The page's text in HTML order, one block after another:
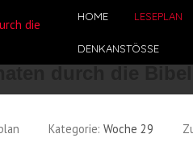
HOME LESEPLAN
DENKANSTÖSSE
Kategorie:Woche 29